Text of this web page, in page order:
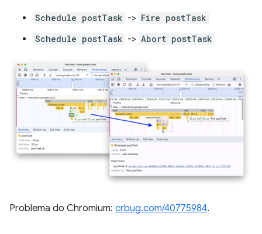
Schedule postTask -> Fire postTask
Schedule postTask -> Abort postTask
Problema do Chromium: crbug.com/40775984.